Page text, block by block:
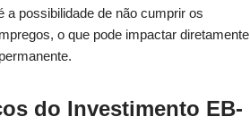
a possibilidade de não cumprir os
o que pode impactar diretamente
do Investimento EB-